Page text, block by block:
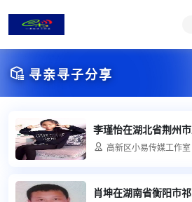
 寻亲寻子分享
 高新区小易传媒工作室